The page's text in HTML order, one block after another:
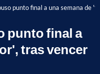
punto final a una semana de
punto final a
tras vencer